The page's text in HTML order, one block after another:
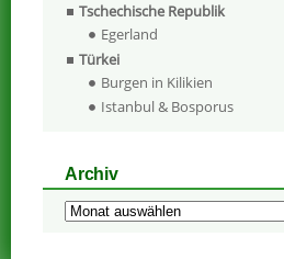
Tschechische Republik
Egerland
Türkei
Burgen in Kilikien
Istanbul & Bosporus
Archiv
Archiv